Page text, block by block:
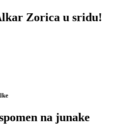
Zorica u sridu!
na junake